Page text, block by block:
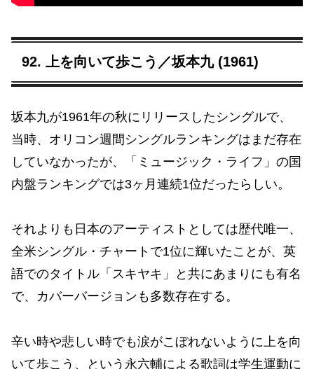
92. 上を向いて歩こう／坂本九 (1961)
坂本九が1961年の秋にリリースしたシングルで、
当時、オリコン週間シングルランキングはまだ存在
していなかったが、「ミュージック・ライフ」の国
内盤ランキングでは3ヶ月連続1位だったらしい。
それよりも日本のアーティストとしては歴代唯一、
全米シングル・チャートで1位に輝いたことが、英
語でのタイトル「スキヤキ」と共にあまりにも有名
で、カバーバージョンも多数存在する。
辛い時や悲しい時でも涙がこぼれないように上を向
いて歩こう、という永六輔による歌詞は学生運動に